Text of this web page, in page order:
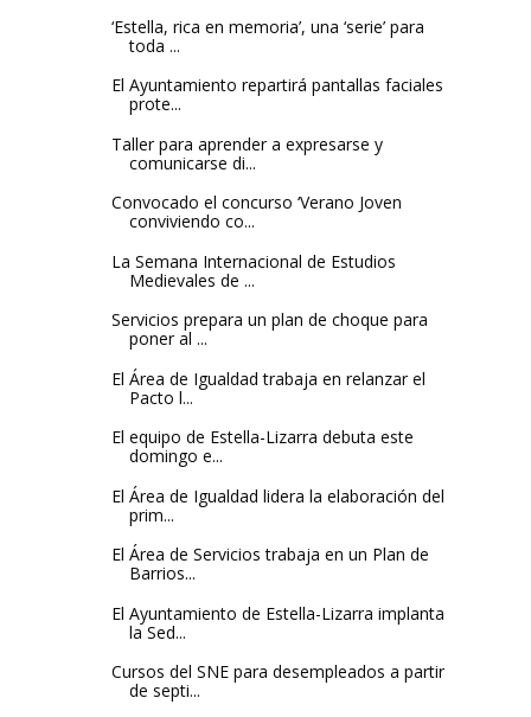
‘Estella, rica en memoria’, una ‘serie’ para
toda ...
El Ayuntamiento repartirá pantallas faciales
prote...
Taller para aprender a expresarse y
comunicarse di...
Convocado el concurso ‘Verano Joven
conviviendo co...
La Semana Internacional de Estudios
Medievales de ...
Servicios prepara un plan de choque para
poner al ...
El Área de Igualdad trabaja en relanzar el
Pacto l...
El equipo de Estella-Lizarra debuta este
domingo e...
El Área de Igualdad lidera la elaboración del
prim...
El Área de Servicios trabaja en un Plan de
Barrios...
El Ayuntamiento de Estella-Lizarra implanta
la Sed...
Cursos del SNE para desempleados a partir
de septi...